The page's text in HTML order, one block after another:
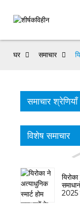
घर समाचार
समाचार श्रेणियाँ
विशेष समाचार
2025